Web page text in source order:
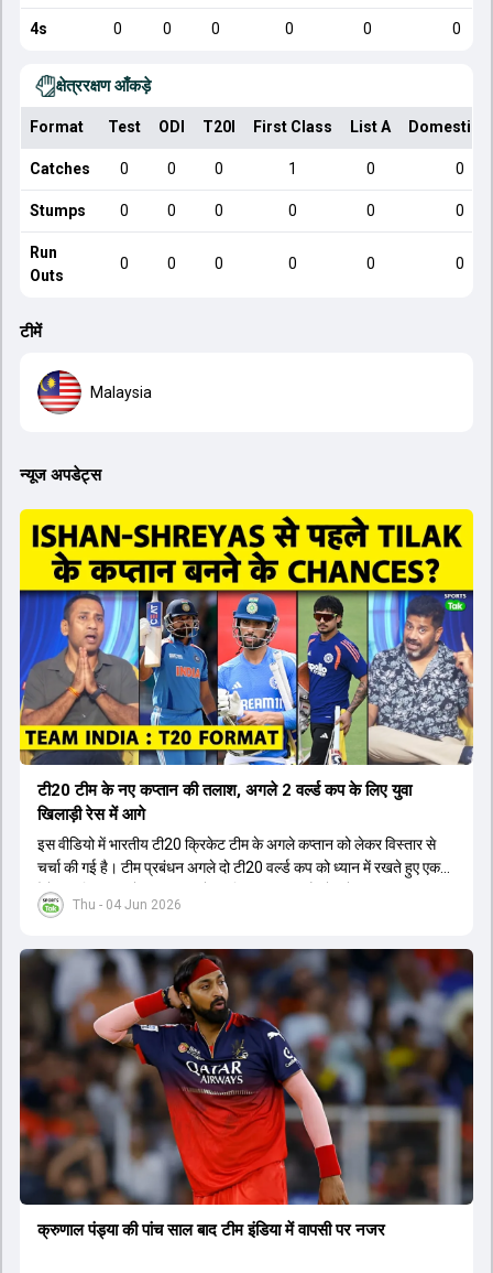
4s 0 0 0 0 0 0
क्षेत्ररक्षण आँकड़े
Format Test ODI T20I First Class List A Domestic
Catches 0 0 0 1 0 0
Stumps 0 0 0 0 0 0
Run
Outs
0 0 0 0 0 0
टीमें
Malaysia
न्यूज अपडेट्स
Thu - 04 Jun 2026
टी20 टीम के नए कप्तान की तलाश, अगले 2 वर्ल्ड कप के लिए युवा
खिलाड़ी रेस में आगे
इस वीडियो में भारतीय टी20 क्रिकेट टीम के अगले कप्तान को लेकर विस्तार से
चर्चा की गई है। टीम प्रबंधन अगले दो टी20 वर्ल्ड कप को ध्यान में रखते हुए एक
ऐसे युवा खिलाड़ी को कप्तान बनाने पर विचार कर रहा है जो लंबे समय तक टीम का
नेतृत्व कर सके। चर्चा में बताया गया है कि टी20 टीम को टेस्ट और वनडे टीम से
घरेलू क्रिकेट में कप्तानी का अनुभव है, जबकि कुछ ऐसे भी हैं जिनके पास अनुभव
नहीं है लेकिन उम्र उनके पक्ष में है। दूसरी ओर, कई दिग्गज और अनुभवी खिलाड़ी
इस कप्तानी की दौड़ से बाहर बताए जा रहे हैं। विकेटकीपर की भूमिका को लेकर भी
स्पष्टता दी गई है कि टी20 में ओपनिंग करने वाले विकेटकीपर को ही प्राथमिकता दी
जाएगी। टीम का मुख्य लक्ष्य एक ऐसा कप्तान चुनना है जो अगले चार से आठ साल
तक टीम की कमान संभाल सके।
क्रुणाल पंड्या की पांच साल बाद टीम इंडिया में वापसी पर नजर